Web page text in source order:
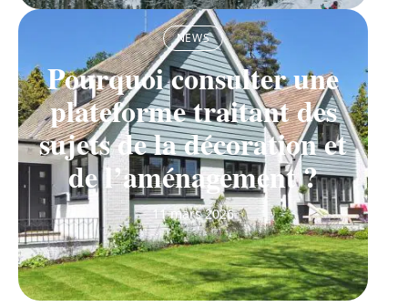
NEWS
Pourquoi consulter une
plateforme traitant des
sujets de la décoration et
de l’aménagement ?
11 mars 2026